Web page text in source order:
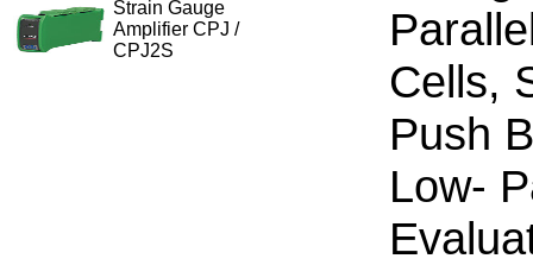
Strain Gauge
Amplifier CPJ /
CPJ2S
Cells,
Push
Low-